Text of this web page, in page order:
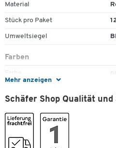
Mehr anzeigen
Material
Stück pro Paket
Umweltsiegel
Farben
Farbe
Maße
Schäfer Shop Qualität und